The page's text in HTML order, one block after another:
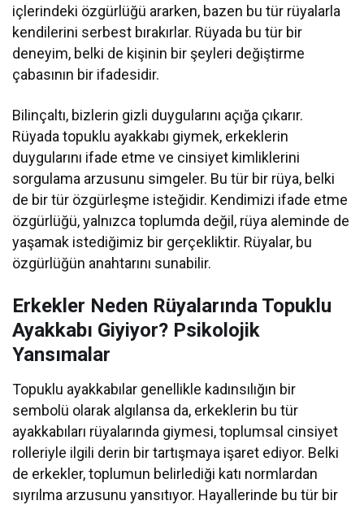
içlerindeki özgürlüğü ararken, bazen bu tür rüyalarla
kendilerini serbest bırakırlar. Rüyada bu tür bir
deneyim, belki de kişinin bir şeyleri değiştirme
çabasının bir ifadesidir.
Bilinçaltı, bizlerin gizli duygularını açığa çıkarır.
Rüyada topuklu ayakkabı giymek, erkeklerin
duygularını ifade etme ve cinsiyet kimliklerini
sorgulama arzusunu simgeler. Bu tür bir rüya, belki
de bir tür özgürleşme isteğidir. Kendimizi ifade etme
özgürlüğü, yalnızca toplumda değil, rüya aleminde de
yaşamak istediğimiz bir gerçekliktir. Rüyalar, bu
özgürlüğün anahtarını sunabilir.
Erkekler Neden Rüyalarında Topuklu
Ayakkabı Giyiyor? Psikolojik
Yansımalar
Topuklu ayakkabılar genellikle kadınsılığın bir
sembolü olarak algılansa da, erkeklerin bu tür
ayakkabıları rüyalarında giymesi, toplumsal cinsiyet
rolleriyle ilgili derin bir tartışmaya işaret ediyor. Belki
de erkekler, toplumun belirlediği katı normlardan
sıyrılma arzusunu yansıtıyor. Hayallerinde bu tür bir